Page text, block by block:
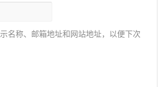
名称、邮箱地址和网站地址，以便下次